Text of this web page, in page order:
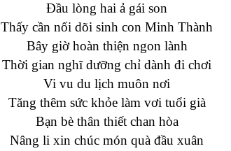
Đầu lòng hai ả gái son
Thấy cần nối dõi sinh con Minh Thành
Bây giờ hoàn thiện ngon lành
Thời gian nghĩ dưỡng chỉ dành đi chơi
Vi vu du lịch muôn nơi
Tăng thêm sức khỏe làm vơi tuổi già
Bạn bè thân thiết chan hòa
Nâng li xin chúc món quà đầu xuân